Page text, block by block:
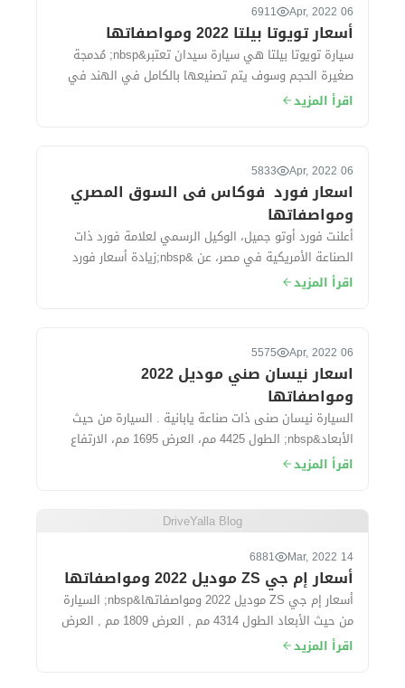
06 Apr, 2022
6911
أسعار تويوتا بيلتا 2022 ومواصفاتها
سيارة تويوتا بيلتا هي سيارة سيدان تعتبر&nbsp; مُدمجة
صغيرة الحجم وسوف يتم تصنيعها بالكامل في الهند في
مصانع شركة سوزوكى ، حيث&nbsp; تُقدم ال...
اقرأ المزيد
06 Apr, 2022
5833
اسعار فورد فوكاس فى السوق المصري
ومواصفاتها
أعلنت فورد أوتو جميل، الوكيل الرسمي لعلامة فورد ذات
الصناعة الأمريكية في مصر، عن &nbsp;زيادة أسعار فورد
فوكاس موديل 2022 بقيمة 50 ألف جنيه خ...
اقرأ المزيد
06 Apr, 2022
5575
اسعار نيسان صني موديل 2022
ومواصفاتها
السيارة نيسان صنى ذات صناعة يابانية . السيارة من حيث
الأبعاد&nbsp; الطول 4425 مم، العرض 1695 مم، الارتفاع
1500 مم، قاعدة العجلات 260...
اقرأ المزيد
DriveYalla Blog
14 Mar, 2022
6881
أسعار إم جي ZS موديل 2022 ومواصفاتها
أسعار إم جي ZS موديل 2022 ومواصفاتها&nbsp; السيارة
من حيث الأبعاد الطول 4314 مم , العرض 1809 مم , العرض
1624 مم. سعة الشنطة...
اقرأ المزيد